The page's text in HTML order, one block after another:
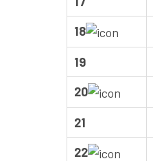
18
19
20
21
22